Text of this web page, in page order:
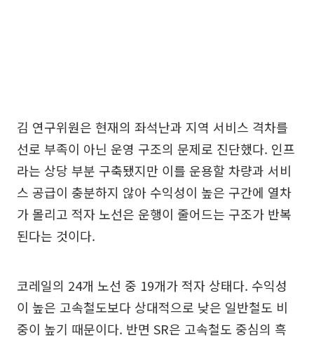
김 연구위원은 현재의 좌석난과 지역 서비스 격차를
선로 부족이 아닌 운영 구조의 문제로 진단했다. 인프
라는 상당 부분 구축됐지만 이를 운용할 차량과 서비
스 공급이 충분하지 않아 수익성이 높은 구간에 열차
가 몰리고 적자 노선은 운행이 줄어드는 구조가 반복
된다는 것이다.
코레일의 24개 노선 중 19개가 적자 상태다. 수익성
이 높은 고속철도보다 상대적으로 낮은 일반철도 비
중이 높기 때문이다. 반면 SR은 고속철도 중심의 흑